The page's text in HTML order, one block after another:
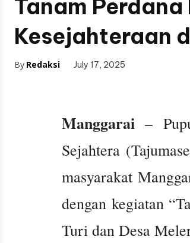
Tanam
Kesejahteraan
By Redaksi July 17, 2025
Manggarai –
Sejahtera
masyarakat
dengan kegiatan
Turi dan Desa